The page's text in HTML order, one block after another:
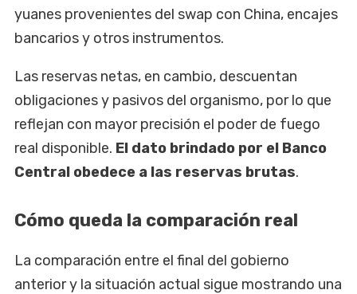
yuanes provenientes del swap con China, encajes
bancarios y otros instrumentos.
Las reservas netas, en cambio, descuentan
obligaciones y pasivos del organismo, por lo que
reflejan con mayor precisión el poder de fuego
real disponible. El dato brindado por el Banco
Central obedece a las reservas brutas.
Cómo queda la comparación real
La comparación entre el final del gobierno
anterior y la situación actual sigue mostrando una